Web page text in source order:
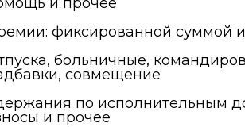
фиксированной суммой
больничные,
совмещение
по исполнительным
и прочее